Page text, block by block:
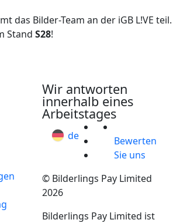
das Bilder-Team an der iGB L!VE teil.
Stand S28!
Wir antworten
innerhalb eines
Arbeitstages
de
Bewerten
Sie uns
© Bilderlings Pay Limited
2026
Bilderlings Pay Limited ist